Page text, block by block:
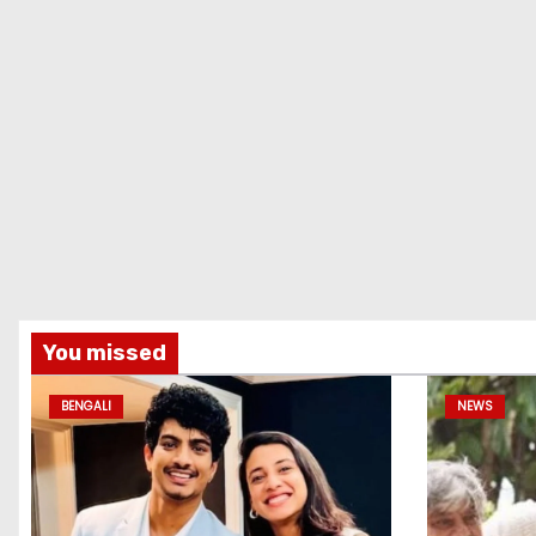
You missed
BENGALI NEWS